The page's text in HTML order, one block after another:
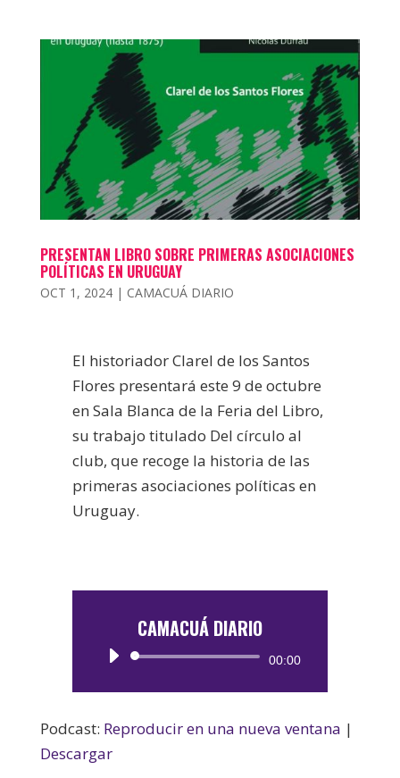
PRESENTAN LIBRO SOBRE PRIMERAS ASOCIACIONES
POLÍTICAS EN URUGUAY
OCT 1, 2024| CAMACUÁ DIARIO
El historiador Clarel de los Santos
Flores presentará este 9 de octubre
en Sala Blanca de la Feria del Libro,
su trabajo titulado Del círculo al
club, que recoge la historia de las
primeras asociaciones políticas en
Uruguay.
CAMACUÁ DIARIO
Reproductor
00:00
Podcast: Reproducir en una nueva ventana |
Descargar